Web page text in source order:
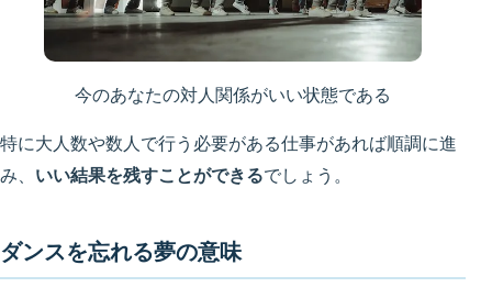
今のあなたの対人関係がいい状態である
特に大人数や数人で行う必要がある仕事があれば順調に進
み、 いい結果を残すことができるでしょう。
ダンスを忘れる夢の意味